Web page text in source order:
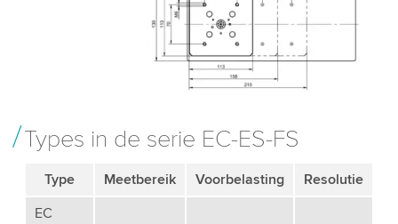
Types in de serie EC-ES-FS
Type Meetbereik Voorbelasting
Resolutie
EC